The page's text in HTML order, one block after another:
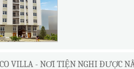
VILLA - NƠI TIỆN NGHI ĐƯỢC